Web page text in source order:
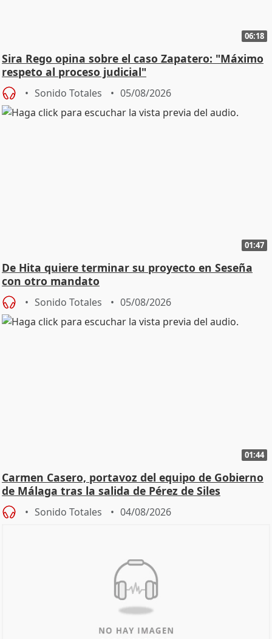
06:18
Sira Rego opina sobre el caso Zapatero: "Máximo
respeto al proceso judicial"
Sonido Totales 05/08/2026
01:47
De Hita quiere terminar su proyecto en Seseña
con otro mandato
Sonido Totales 05/08/2026
01:44
Carmen Casero, portavoz del equipo de Gobierno
de Málaga tras la salida de Pérez de Siles
Sonido Totales 04/08/2026